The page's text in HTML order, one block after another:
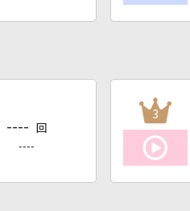
---- 回
----
3